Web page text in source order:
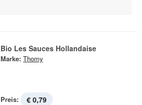
Bio Les Sauces Hollandaise
Marke: Thomy
Preis: € 0,79